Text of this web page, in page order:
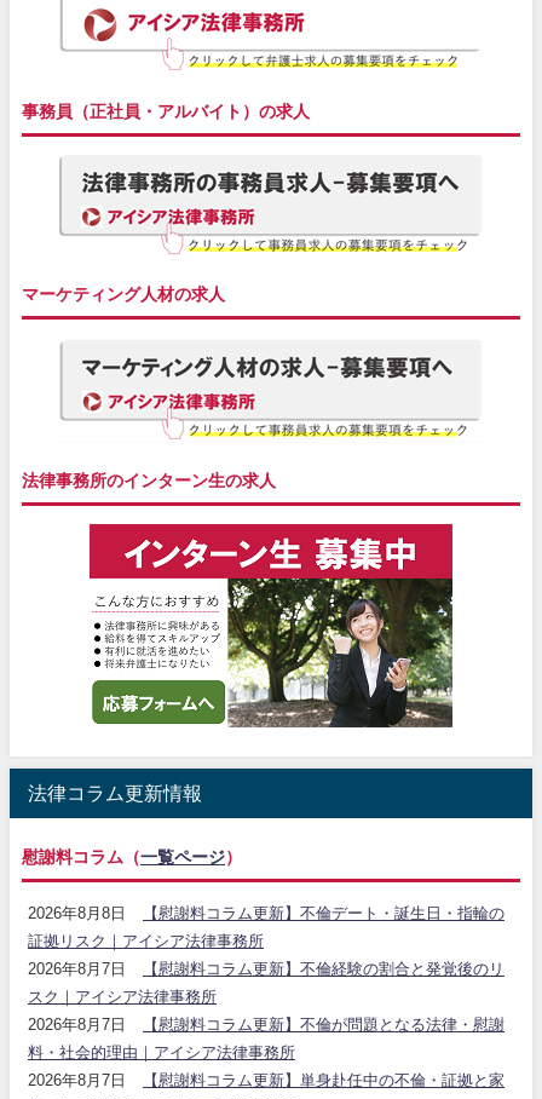
事務員（正社員・アルバイト）の求人
マーケティング人材の求人
法律事務所のインターン生の求人
法律コラム更新情報
慰謝料コラム（一覧ページ）
2026年8月8日
【慰謝料コラム更新】不倫デート・誕生日・指輪の
証拠リスク｜アイシア法律事務所
2026年8月7日
【慰謝料コラム更新】不倫経験の割合と発覚後のリ
スク｜アイシア法律事務所
2026年8月7日
【慰謝料コラム更新】不倫が問題となる法律・慰謝
料・社会的理由｜アイシア法律事務所
2026年8月7日
【慰謝料コラム更新】単身赴任中の不倫・証拠と家